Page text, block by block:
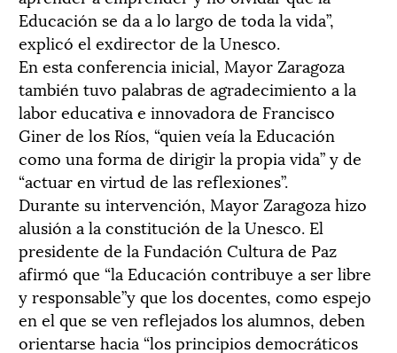
Educación se da a lo largo de toda la vida”,
explicó el exdirector de la Unesco.
En esta conferencia inicial, Mayor Zaragoza
también tuvo palabras de agradecimiento a la
labor educativa e innovadora de Francisco
Giner de los Ríos, “quien veía la Educación
como una forma de dirigir la propia vida” y de
“actuar en virtud de las reflexiones”.
Durante su intervención, Mayor Zaragoza hizo
alusión a la constitución de la Unesco. El
presidente de la Fundación Cultura de Paz
afirmó que “la Educación contribuye a ser libre
y responsable”y que los docentes, como espejo
en el que se ven reflejados los alumnos, deben
orientarse hacia “los principios democráticos